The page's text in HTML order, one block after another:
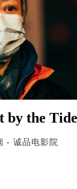
by the
- 诚品电影院